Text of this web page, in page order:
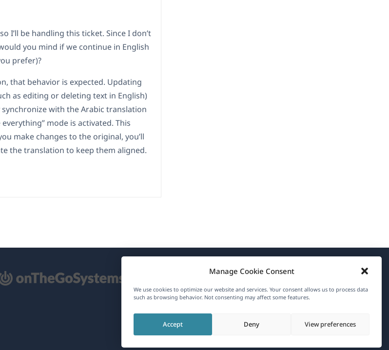
Manage Cookie Consent
We use cookies to optimize our website and services. Your consent allows us to process data
such as browsing behavior. Not consenting may affect some features.
Accept Deny View preferences
I’ll be handling this ticket. Since I don’t
you mind if we continue in English
prefer)?
that behavior is expected. Updating
as editing or deleting text in English)
with the Arabic translation
mode is activated. This
make changes to the original, you’ll
the translation to keep them aligned.
About WPML
GDPR & Privacy Policy
in